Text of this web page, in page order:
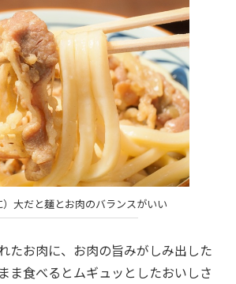
）大だと麺とお肉のバランスがいい
たお肉に、お肉の旨みがしみ出した
ま食べるとムギュッとしたおいしさ